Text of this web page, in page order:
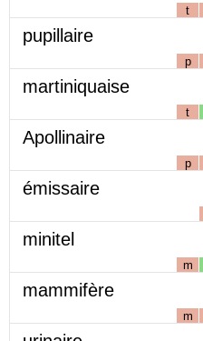
t
pupillaire
p
martiniquaise
t
Apollinaire
p
émissaire
minitel
m
mammifère
m